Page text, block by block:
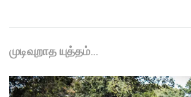
முடிவுறாத யுத்தம்…